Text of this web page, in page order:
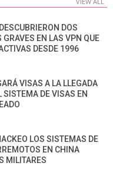
DOS
EN LAS VPN QUE
DESDE 1996
VISAS A LA LLEGADA
SISTEMA DE VISAS EN
LOS SISTEMAS DE
EN CHINA
MILITARES